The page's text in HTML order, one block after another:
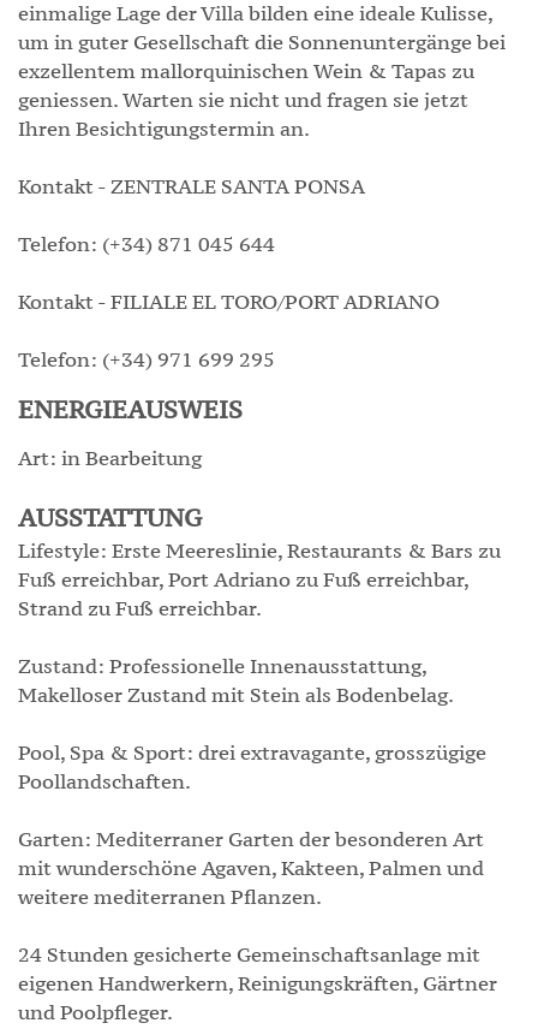
einmalige Lage der Villa bilden eine ideale Kulisse,
um in guter Gesellschaft die Sonnenuntergänge bei
exzellentem mallorquinischen Wein & Tapas zu
geniessen. Warten sie nicht und fragen sie jetzt
Ihren Besichtigungstermin an.
Kontakt - ZENTRALE SANTA PONSA
Telefon: (+34) 871 045 644
Kontakt - FILIALE EL TORO/PORT ADRIANO
Telefon: (+34) 971 699 295
ENERGIEAUSWEIS
Art: in Bearbeitung
AUSSTATTUNG
Lifestyle: Erste Meereslinie, Restaurants & Bars zu
Fuß erreichbar, Port Adriano zu Fuß erreichbar,
Strand zu Fuß erreichbar.
Zustand: Professionelle Innenausstattung,
Makelloser Zustand mit Stein als Bodenbelag.
Pool, Spa & Sport: drei extravagante, grosszügige
Poollandschaften.
Garten: Mediterraner Garten der besonderen Art
mit wunderschöne Agaven, Kakteen, Palmen und
weitere mediterranen Pflanzen.
24 Stunden gesicherte Gemeinschaftsanlage mit
eigenen Handwerkern, Reinigungskräften, Gärtner
und Poolpfleger.